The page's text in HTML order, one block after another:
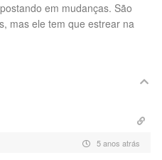
em mudanças. São
mas ele tem que estrear na
5 anos atrás